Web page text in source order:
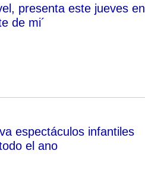
presenta este jueves en
de mi´
espectáculos infantiles
el ano